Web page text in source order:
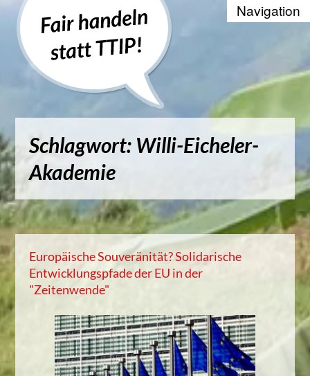
Recherche
Positionen
Die WTO und der Welthandel
Kontakt
Suche
Kampagnenbanner zum
Datenschutzerklärung
Schlagwort: Willi-Eicheler-
Akademie
Europäische Souveränität? Solidarische
Entwicklungspfade der EU in der
"Zeitenwende"